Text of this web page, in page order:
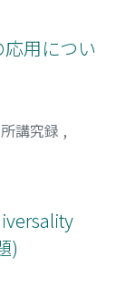
用につい
講究録 ,
)